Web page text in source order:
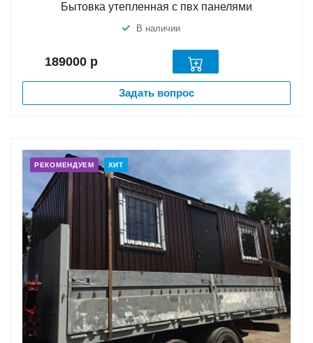
Бытовка утепленная с пвх панелями
В наличии
189000 р
Задать вопрос
РЕКОМЕНДУЕМ ХИТ